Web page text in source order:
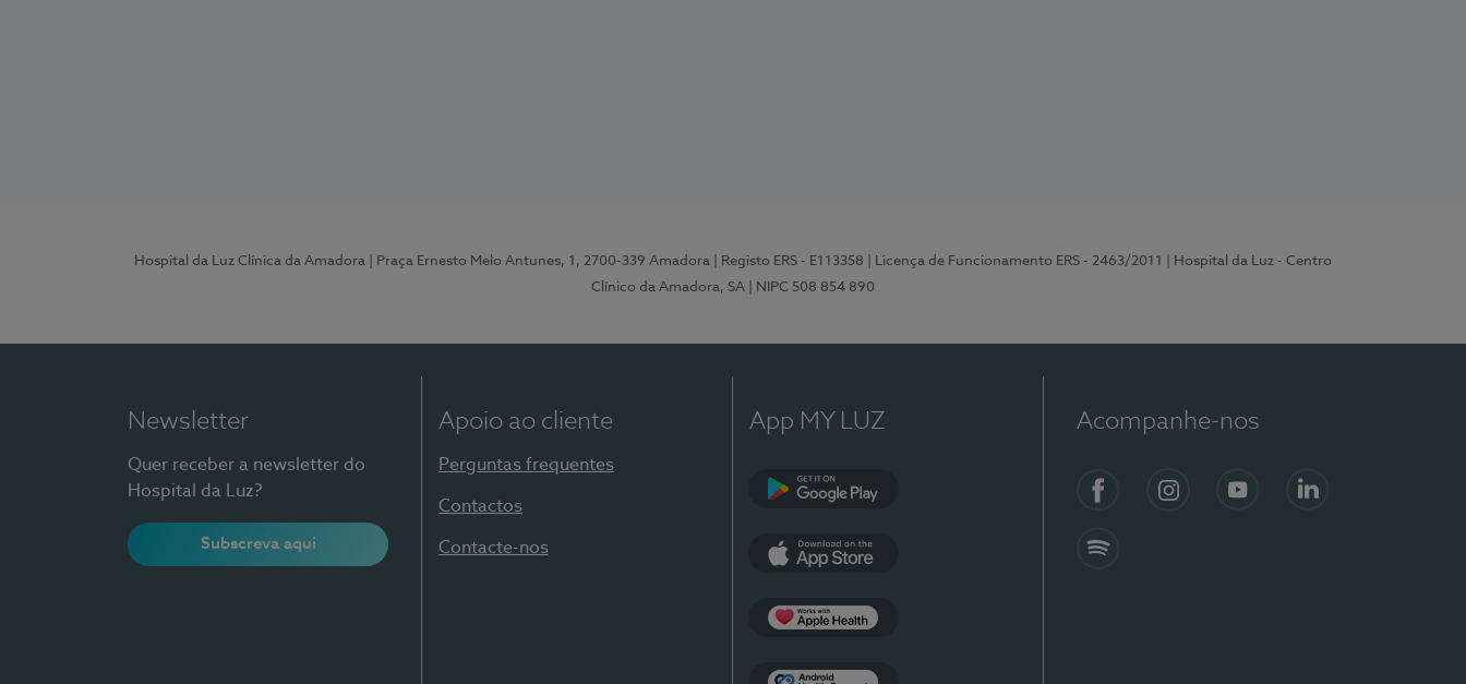
Hospital da Luz Clínica da Amadora | Praça Ernesto Melo Antunes, 1, 2700-339 Amadora | Registo ERS - E113358 | Licença de Funcionamento ERS - 2463/2011
| Hospital da Luz - Centro
Clínico da Amadora, SA
| NIPC 508 854 890
Newsletter
Quer receber a newsletter do
Hospital da Luz?
Subscreva aqui
Apoio ao cliente
Perguntas frequentes
Contactos
Contacte-nos
App MY LUZ Acompanhe-nos